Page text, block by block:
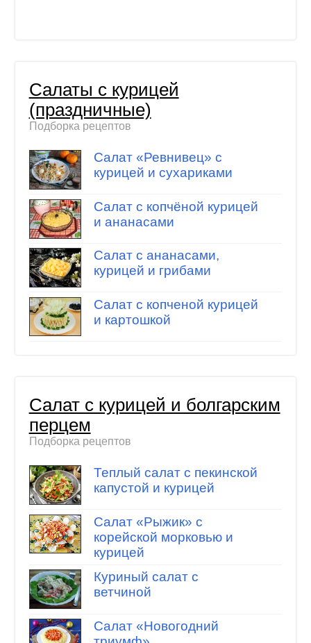
Салаты с курицей
(праздничные)
Подборка рецептов
Салат «Ревнивец» с
курицей и сухариками
Салат с копчёной курицей
и ананасами
Салат с ананасами,
курицей и грибами
Салат с копченой курицей
и картошкой
Салат с курицей и болгарским
перцем
Подборка рецептов
Теплый салат с пекинской
капустой и курицей
Салат «Рыжик» с
корейской морковью и
курицей
Куриный салат с
ветчиной
Салат «Новогодний